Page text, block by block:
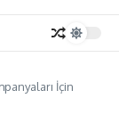
İçin